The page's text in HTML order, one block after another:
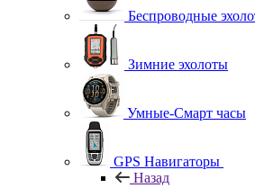
Беспроводные
Зимние эхолоты
Умные-Смарт часы
GPS Навигаторы
Назад